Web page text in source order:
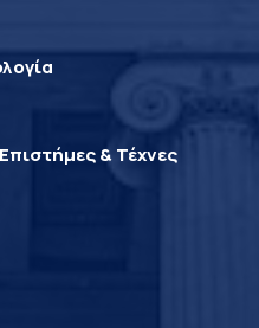
& Τέχνες